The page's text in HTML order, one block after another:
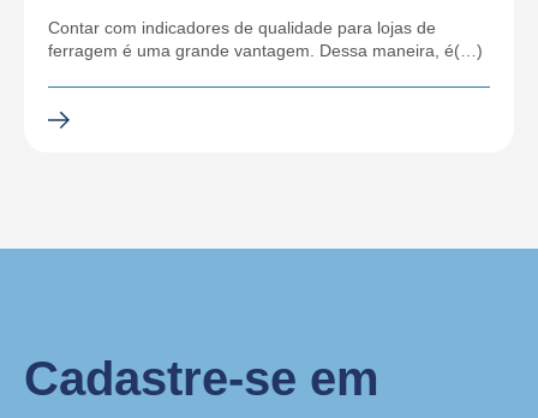
Contar com indicadores de qualidade para lojas de
ferragem é uma grande vantagem. Dessa maneira, é(…)
Cadastre-se em